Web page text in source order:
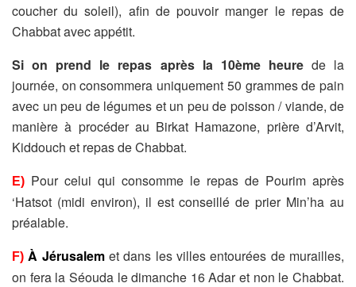
coucher du soleil), afin de pouvoir manger le repas de
Chabbat avec appétit.
Si on prend le repas après la 10ème heurede la
journée, on consommera uniquement 50 grammes de pain
avec un peu de légumes et un peu de poisson / viande, de
manière à procéder au Birkat Hamazone, prière d’Arvit,
Kiddouch et repas de Chabbat.
E) Pour celui qui consomme le repas de Pourim après
‘Hatsot (midi environ), il est conseillé de prier Min’ha au
préalable.
F) À Jérusalemet dans les villes entourées de murailles,
on fera la Séouda le dimanche 16 Adar et non le Chabbat.